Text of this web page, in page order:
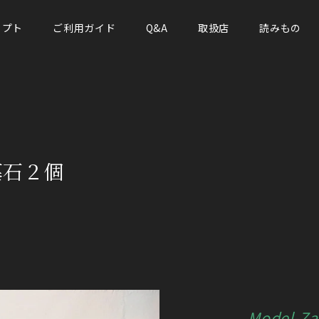
ト ご利用ガイド Q&A 取扱店 読みもの
２個